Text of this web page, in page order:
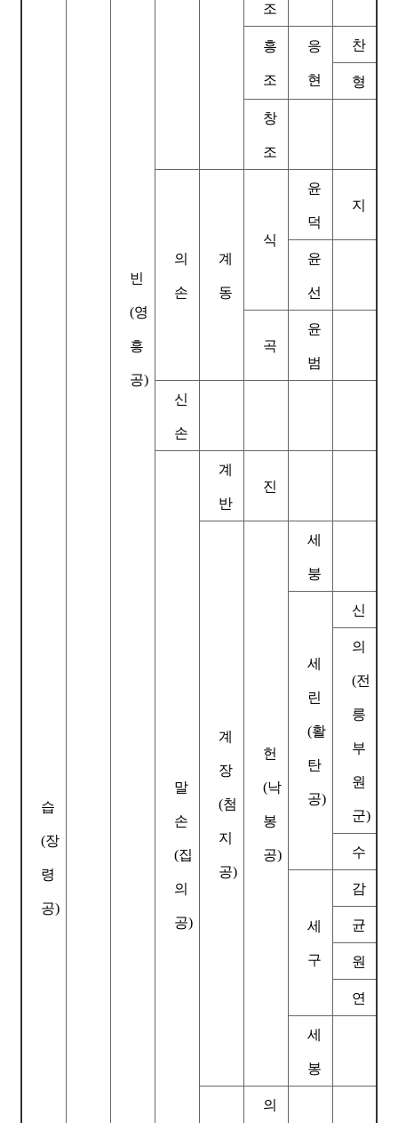
습
(장
령
공)
빈
(영
흥
공)
조
흥
조
응
현
찬
형
창
조
의
손
계
동
식
윤
덕
지
윤
선
곡
윤
범
신
손
말
손
(집
의
공)
계
반
진
계
장
(첨
지
공)
헌
(낙
봉
공)
세
붕
세
린
(활
탄
공)
신
의
(전
릉
부
원
군)
수
세
구
감
균
원
연
세
봉
의